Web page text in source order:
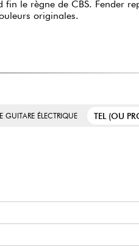
le règne de CBS. Fender
originales.
GUITARE ÉLECTRIQUE TEL (OU